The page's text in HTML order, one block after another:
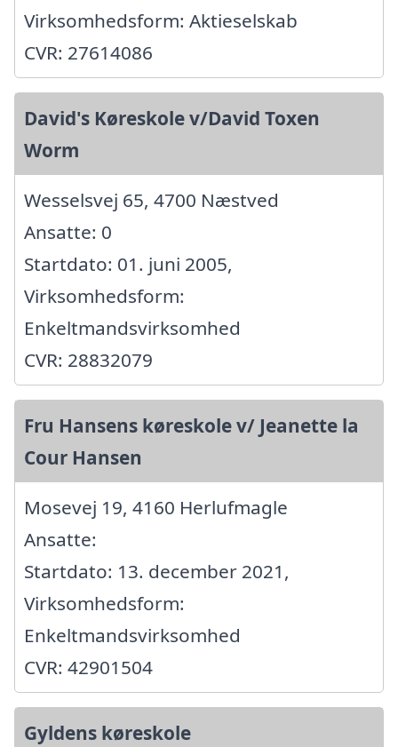
Virksomhedsform: Aktieselskab
CVR: 27614086
David's Køreskole v/David Toxen
Worm
Wesselsvej 65, 4700 Næstved
Ansatte: 0
Startdato: 01. juni 2005,
Virksomhedsform:
Enkeltmandsvirksomhed
CVR: 28832079
Fru Hansens køreskole v/ Jeanette la
Cour Hansen
Mosevej 19, 4160 Herlufmagle
Ansatte:
Startdato: 13. december 2021,
Virksomhedsform:
Enkeltmandsvirksomhed
CVR: 42901504
Gyldens køreskole